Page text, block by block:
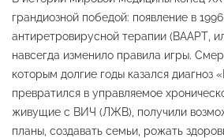
грандиозной победой: появление в
антиретровирусной терапии (ВААРТ,
навсегда изменило правила игры.
которым долгие годы казался диагноз
превратился в управляемое
живущие с ВИЧ (ЛЖВ), получили
планы, создавать семьи, рожать